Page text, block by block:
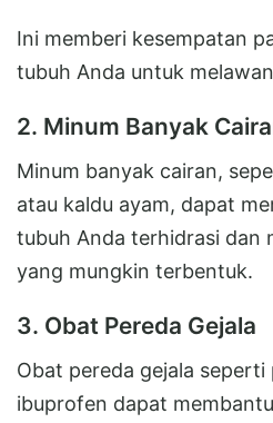
Ini memberi kesempatan
tubuh Anda untuk
2. Minum Banyak
Minum banyak cairan,
atau kaldu ayam, dapat
tubuh Anda terhidrasi dan
yang mungkin terbentuk.
3. Obat Pereda Gejala
Obat pereda gejala seperti
ibuprofen dapat